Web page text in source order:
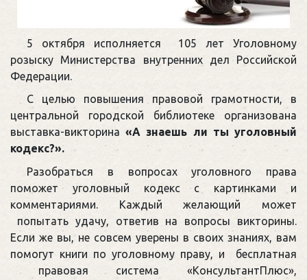
5 октября исполняется 105 лет Уголовному
розыску Министерства внутренних дел Российской
Федерации.
С целью повышения правовой грамотности, в
центральной городской библиотеке организована
выставка-викторина«А знаешь ли ты уголовный
кодекс?».
Разобраться в вопросах уголовного права
поможет уголовный кодекс с картинками и
комментариями. Каждый желающий может
попытать удачу, ответив на вопросы викторины.
Если же вы, не совсем уверены в своих знаниях, вам
помогут книги по уголовному праву, и бесплатная
правовая система «КонсультантПлюс»,